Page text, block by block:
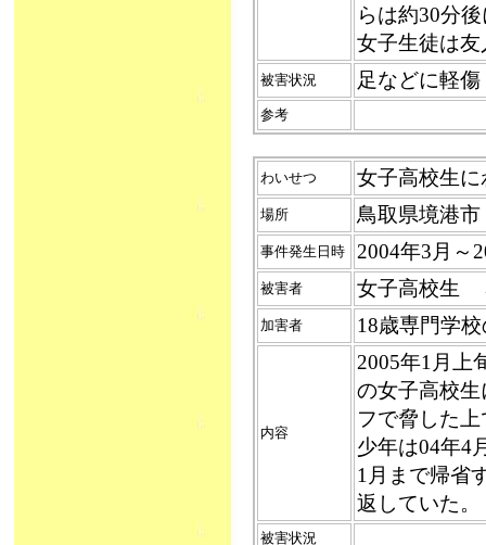
らは約30分
女子生徒は
被害状況 足などに軽傷
参考
わいせつ 女子高校生に
場所 鳥取県境港市
事件発生日時 2004年3月～
被害者 女子高校生
加害者 18歳専門学
内容
2005年1月上
の女子高校
フで脅した
少年は04年4
1月まで帰省
返していた。
被害状況